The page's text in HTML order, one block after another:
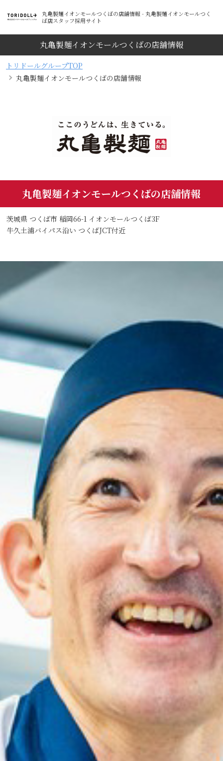
丸亀製麺イオンモールつくばの店舗情報 - 丸亀製麺イオンモールつく
ば店スタッフ採用サイト
丸亀製麺イオンモールつくばの店舗情報
トリドールグループTOP
丸亀製麺イオンモールつくばの店舗情報
丸亀製麺イオンモールつくばの店舗情報
茨城県 つくば市 稲岡66-1 イオンモールつくば3F
牛久土浦バイパス沿い つくばJCT付近